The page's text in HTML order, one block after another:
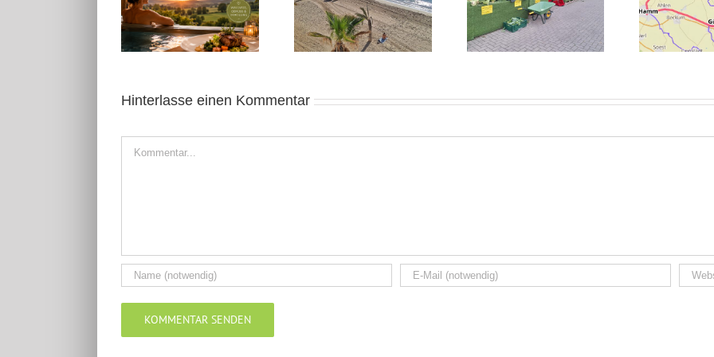
Alicante November
2025: Sonnige Auszeit
Norddeutsches
Wochenende
Juist2025: Bike and
Train Part 1
Hinterlasse einen Kommentar